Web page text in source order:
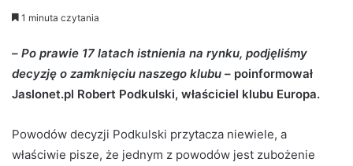
e
d
a
n
a
i
1 minuta czytania
– Po prawie 17 latach istnienia na rynku, podjęliśmy
decyzję o zamknięciu naszego klubu – poinformował
Jaslonet.pl Robert Podkulski, właściciel klubu Europa.
Powodów decyzji Podkulski przytacza niewiele, a
właściwie pisze, że jednym z powodów jest zubożenie